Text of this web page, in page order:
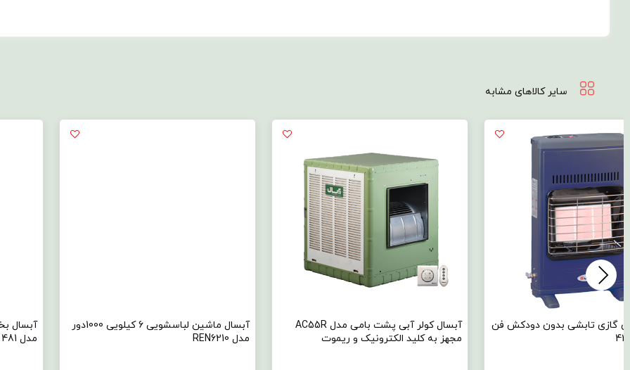
سایر کالاهای مشابه
گازی تابشی بدون دودکش فن
آبسال کولر آبی پشت بامی مدل AC55R
مجهز به کلید الکترونیک و ریموت
آبسال ماشین لباسشویی 6 کیلویی 1000دور
مدل REN6210
آبسال
مدل 481